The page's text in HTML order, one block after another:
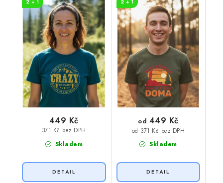
2 + 1
Skladem
371 Kč bez DPH
449 Kč
2 + 1
Skladem
od 371 Kč bez DPH
od 449 Kč